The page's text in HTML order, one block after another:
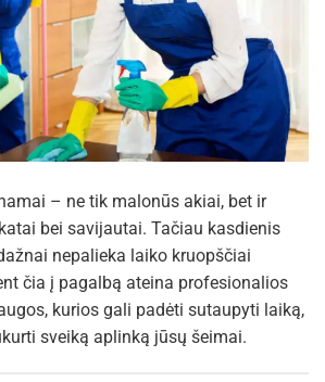
– ne tik malonūs akiai, bet ir
bei savijautai. Tačiau kasdienis
nepalieka laiko kruopščiai
čia į pagalbą ateina profesionalios
kurios gali padėti sutaupyti laiką,
sveiką aplinką jūsų šeimai.